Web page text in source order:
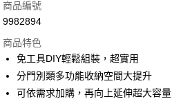
信用卡一次付款
悠遊付
全盈+PAY
商品編號
9982894
商品特色
免工具DIY輕鬆組裝，超實用
分門別類多功能收納空間大提升
可依需求加購，再向上延伸超大容量